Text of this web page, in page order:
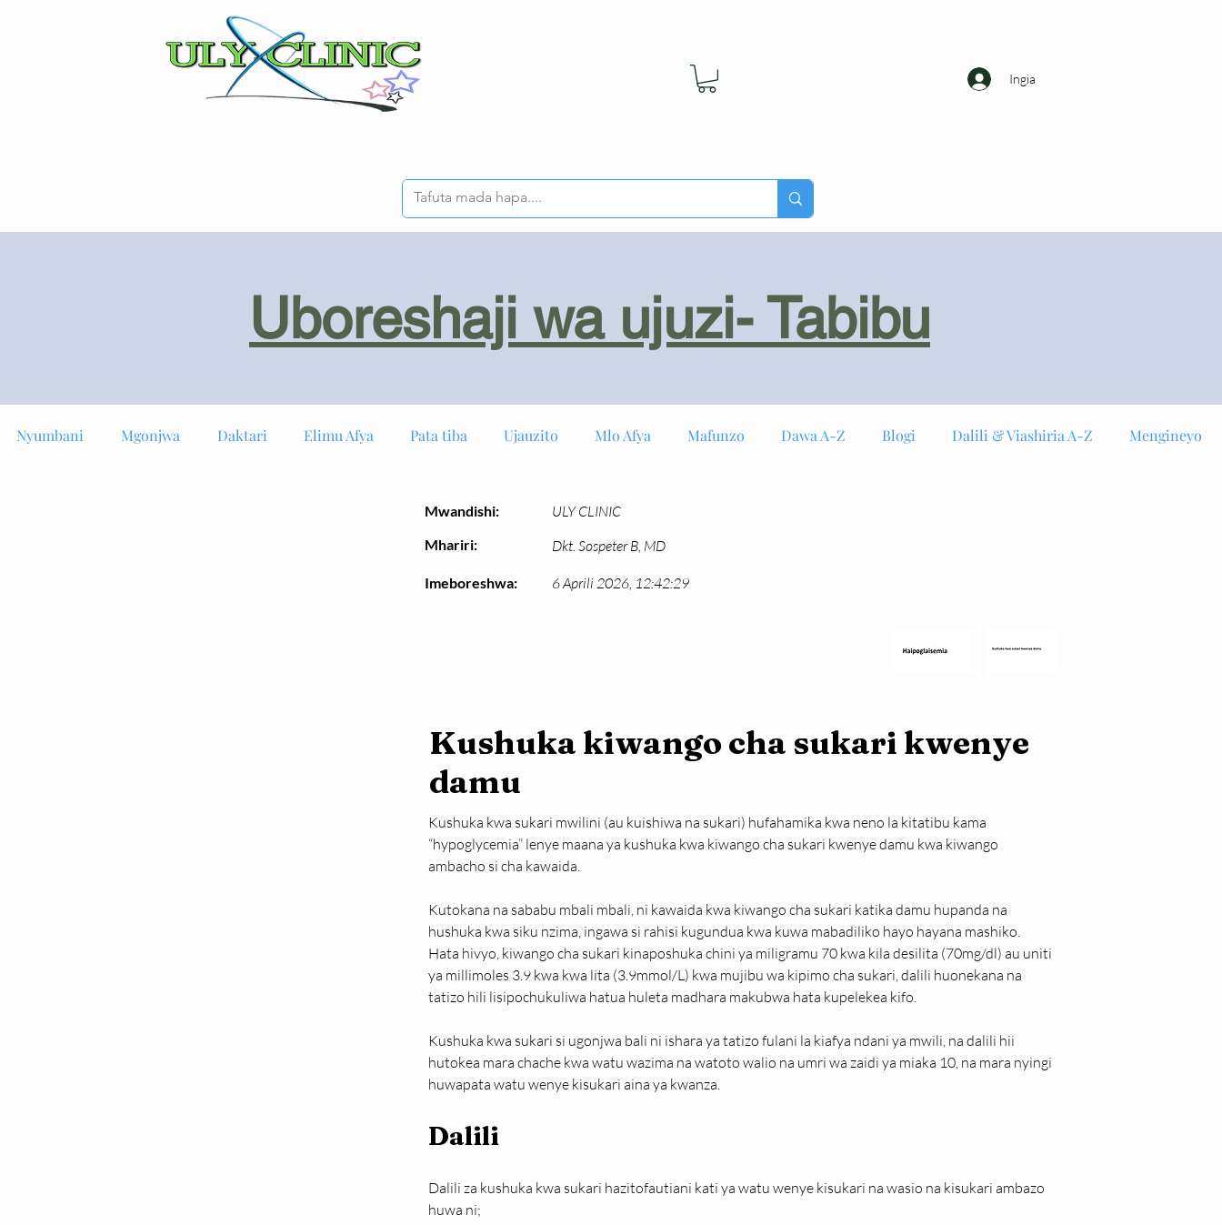
Ingia
Uboreshaji wa ujuzi- Tabibu
Nyumbani Mgonjwa Daktari Elimu Afya Pata tiba Ujauzito Mlo Afya Mafunzo Dawa A-Z Blogi Dalili & Viashiria A-Z Mengineyo
Mwandishi:
Mhariri:
Imeboreshwa:
ULY CLINIC
Dkt. Sospeter B, MD
6 Aprili 2026, 12:42:29
Kushuka kiwango cha sukari kwenye
damu
Kushuka kwa sukari mwilini (au kuishiwa na sukari) hufahamika kwa neno la kitatibu kama
“hypoglycemia” lenye maana ya kushuka kwa kiwango cha sukari kwenye damu kwa kiwango
ambacho si cha kawaida.
Kutokana na sababu mbali mbali, ni kawaida kwa kiwango cha sukari katika damu hupanda na
hushuka kwa siku nzima, ingawa si rahisi kugundua kwa kuwa mabadiliko hayo hayana mashiko.
Hata hivyo, kiwango cha sukari kinaposhuka chini ya miligramu 70 kwa kila desilita (70mg/dl) au uniti
ya millimoles 3.9 kwa kwa lita (3.9mmol/L) kwa mujibu wa kipimo cha sukari, dalili huonekana na
tatizo hili lisipochukuliwa hatua huleta madhara makubwa hata kupelekea kifo.
Kushuka kwa sukari si ugonjwa bali ni ishara ya tatizo fulani la kiafya ndani ya mwili, na dalili hii
hutokea mara chache kwa watu wazima na watoto walio na umri wa zaidi ya miaka 10, na mara nyingi
huwapata watu wenye kisukari aina ya kwanza.
Dalili
Dalili za kushuka kwa sukari hazitofautiani kati ya watu wenye kisukari na wasio na kisukari ambazo
huwa ni;